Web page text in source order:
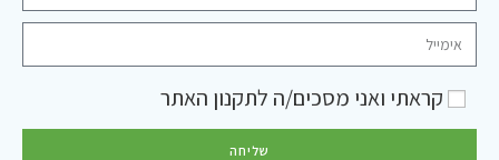
קראתי ואני מסכים/ה לתקנון האתר
שליחה